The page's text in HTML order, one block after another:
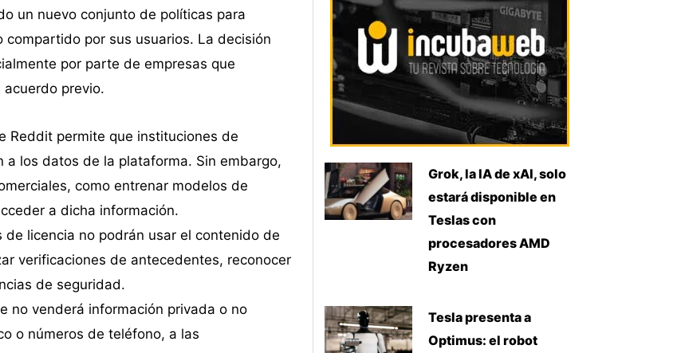
un nuevo conjunto de políticas para
por sus usuarios. La decisión
por parte de empresas que
previo.
Reddit permite que instituciones de
los datos de la plataforma. Sin embargo,
como entrenar modelos de
a dicha información.
de licencia no podrán usar el contenido de
verificaciones de antecedentes, reconocer
de seguridad.
no venderá información privada o no
o números de teléfono, a las
Grok, la IA de xAI, solo
estará disponible en
Teslas con
procesadores AMD
Ryzen
Tesla presenta a
Optimus: el robot